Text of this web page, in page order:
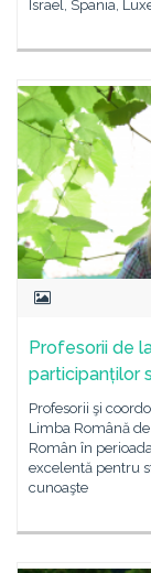
Israel, Spania,
Profesorii de
participanților
Profesorii şi
Limba Română
Român în
excelentă pentru
cunoaşte